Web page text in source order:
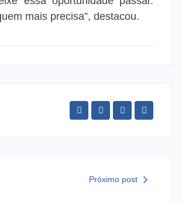
mais precisa”, destacou.
Próximo post